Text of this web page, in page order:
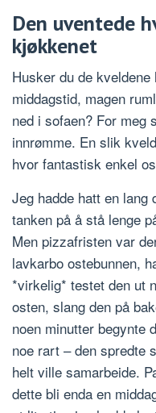
Den uventede
kjøkkenet
Husker du de
middagstid, magen
ned i sofaen? For meg
innrømme. En slik
hvor fantastisk enkel
Jeg hadde hatt en lang
tanken på å stå lenge
Men pizzafristen var
lavkarbo ostebunnen,
*virkelig* testet den ut
osten, slang den på
noen minutter begynte
noe rart – den spredte
helt ville samarbeide.
dette bli enda en